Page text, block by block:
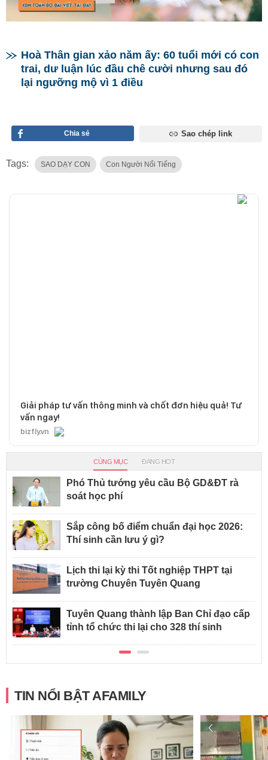
Hoà Thân gian xảo năm ấy: 60 tuổi mới có con
trai, dư luận lúc đầu chê cười nhưng sau đó
lại ngưỡng mộ vì 1 điều
Chia sẻ Sao chép link
Tags: SAO DẠY CON Con Người Nổi Tiếng
Giải pháp tư vấn thông minh và chốt đơn hiệu quả! Tư
vấn ngay!
bizfly.vn
CÙNG MỤC ĐANG HOT
Phó Thủ tướng yêu cầu Bộ GD&ĐT rà
soát học phí
Sắp công bố điểm chuẩn đại học 2026:
Thí sinh cần lưu ý gì?
Lịch thi lại kỳ thi Tốt nghiệp THPT tại
trường Chuyên Tuyên Quang
Tuyên Quang thành lập Ban Chỉ đạo cấp
tỉnh tổ chức thi lại cho 328 thí sinh
TIN NỔI BẬT AFAMILY